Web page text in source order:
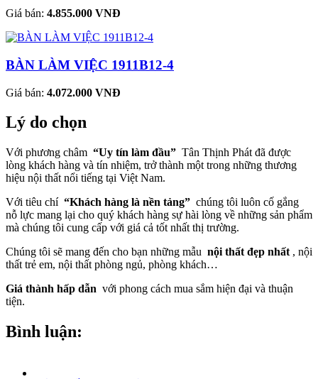
Giá bán: 4.855.000 VNĐ
BÀN LÀM VIỆC 1911B12-4
Giá bán: 4.072.000 VNĐ
Lý do chọn
Với phương châm “Uy tín làm đầu” Tân Thịnh Phát đã được
lòng khách hàng và tín nhiệm, trở thành một trong những thương
hiệu nội thất nổi tiếng tại Việt Nam.
Với tiêu chí “Khách hàng là nền tảng” chúng tôi luôn cố gắng
nỗ lực mang lại cho quý khách hàng sự hài lòng về những sản phẩm
mà chúng tôi cung cấp với giá cả tốt nhất thị trường.
Chúng tôi sẽ mang đến cho bạn những mẫu nội thất đẹp nhất , nội
thất trẻ em, nội thất phòng ngủ, phòng khách…
Giá thành hấp dẫn với phong cách mua sắm hiện đại và thuận
tiện.
Bình luận: